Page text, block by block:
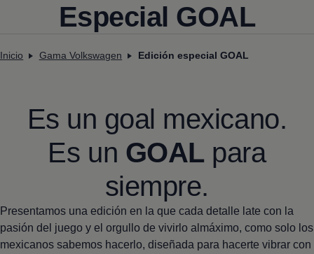
Especial GOAL
Inicio Gama Volkswagen Edición especial GOAL
Es un goal mexicano.
Es un GOAL para
siempre.
Presentamos una edición en la que cada detalle late con la
pasión del juego y el orgullo de vivirlo almáximo, como solo los
mexicanos sabemos hacerlo, diseñada para hacerte vibrar con